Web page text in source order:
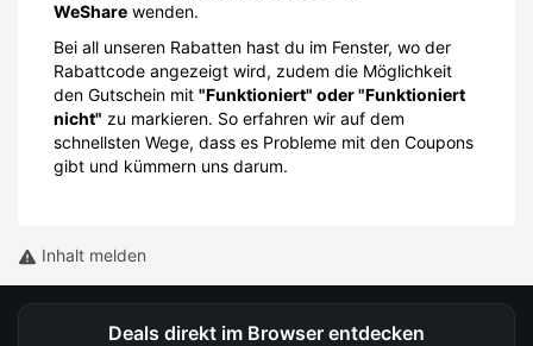
WeShare wenden.
Bei all unseren Rabatten hast du im Fenster, wo der
Rabattcode angezeigt wird, zudem die Möglichkeit
den Gutschein mit "Funktioniert" oder "Funktioniert
nicht" zu markieren. So erfahren wir auf dem
schnellsten Wege, dass es Probleme mit den Coupons
gibt und kümmern uns darum.
Inhalt melden
Deals direkt im Browser entdecken